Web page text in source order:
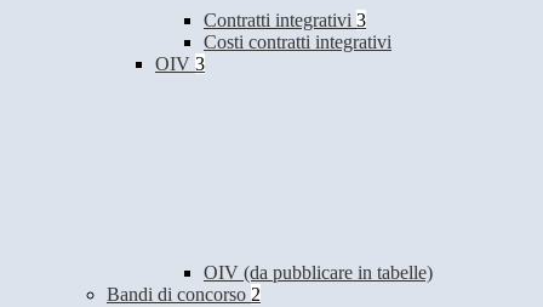
Contratti integrativi 3
Costi contratti integrativi
OIV 3
OIV (da pubblicare in tabelle)
Bandi di concorso 2